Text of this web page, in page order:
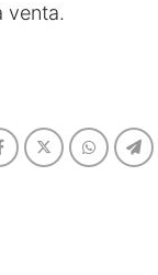
venta.